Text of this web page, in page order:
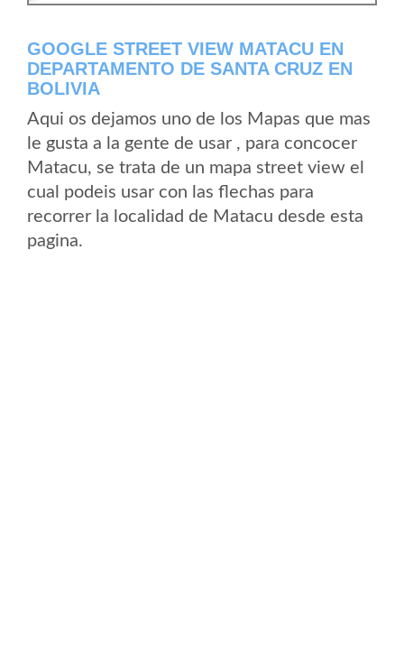
GOOGLE STREET VIEW MATACU EN
DEPARTAMENTO DE SANTA CRUZ EN
BOLIVIA
Aqui os dejamos uno de los Mapas que mas
le gusta a la gente de usar , para concocer
Matacu, se trata de un mapa street view el
cual podeis usar con las flechas para
recorrer la localidad de Matacu desde esta
pagina.